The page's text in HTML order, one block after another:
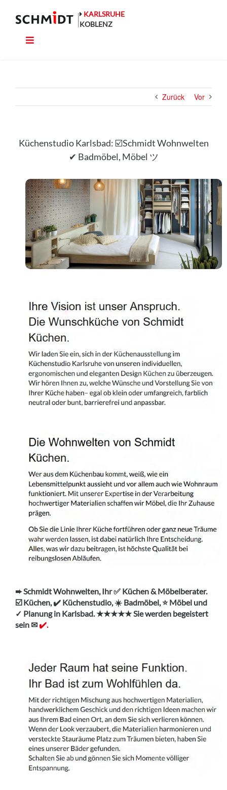
Inhalt
springen
KARLSRUHE
KOBLENZ
Wohnen
Ausstattung
Rechner
Projekte
Shop
Kontakt
Zurück Vor
Küchenstudio Karlsbad: ☑️Schmidt Wohnwelten
✔ Badmöbel, Möbel ツ
➨ Schmidt Wohnwelten, Ihr ✅ Küchen & Möbelberater.
☑️ Küchen, ✔️ Küchenstudio, ☀️ Badmöbel, ⭐ Möbel und
✓ Planung in Karlsbad. ★★★★★ Sie werden begeistert
sein ✉✔️.